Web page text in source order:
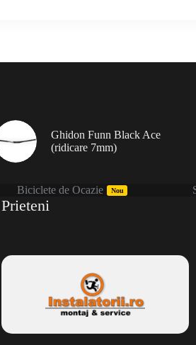
Ghidon Funn Black Ace
(ridicare 7mm)
Biciclete de Ocazie Nou
Prieteni